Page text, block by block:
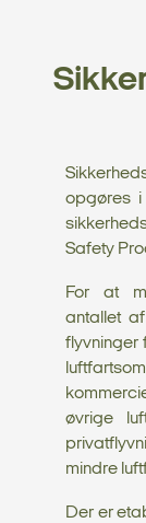
opgøres i
Safety
For at
antallet
flyvninger
øvrige
mindre
Der er